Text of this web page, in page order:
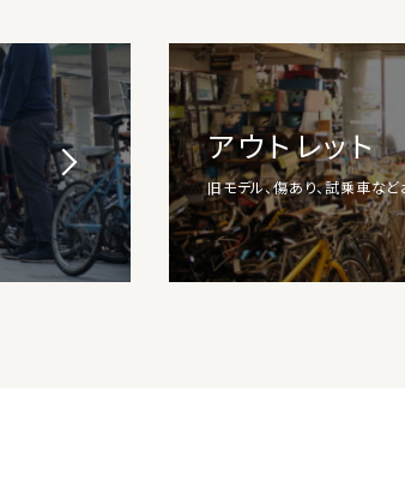
アウトレット
旧モデル、傷あり、試乗車な